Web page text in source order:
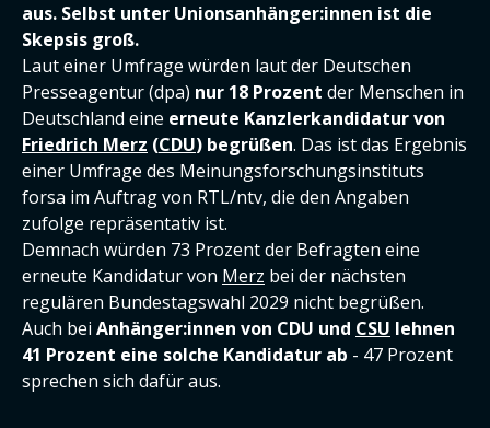
aus. Selbst unter Unionsanhänger:innen ist die
Skepsis groß.
Laut einer Umfrage würden laut der Deutschen
Presseagentur (dpa) nur 18 Prozent der Menschen in
Deutschland eine erneute Kanzlerkandidatur von
Friedrich Merz (CDU) begrüßen. Das ist das Ergebnis
einer Umfrage des Meinungsforschungsinstituts
forsa im Auftrag von RTL/ntv, die den Angaben
zufolge repräsentativ ist.
Demnach würden 73 Prozent der Befragten eine
erneute Kandidatur von Merz bei der nächsten
regulären Bundestagswahl 2029 nicht begrüßen.
Auch bei Anhänger:innen von CDU und CSU lehnen
41 Prozent eine solche Kandidatur ab - 47 Prozent
sprechen sich dafür aus.